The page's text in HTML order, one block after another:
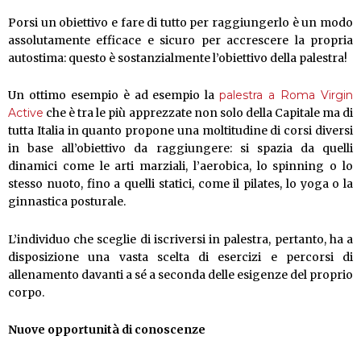
Porsi un obiettivo e fare di tutto per raggiungerlo è un modo
assolutamente efficace e sicuro per accrescere la propria
autostima: questo è sostanzialmente l’obiettivo della palestra!
Un ottimo esempio è ad esempio lapalestra a Roma Virgin
Active che è tra le più apprezzate non solo della Capitale ma di
tutta Italia in quanto propone una moltitudine di corsi diversi
in base all’obiettivo da raggiungere: si spazia da quelli
dinamici come le arti marziali, l’aerobica, lo spinning o lo
stesso nuoto, fino a quelli statici, come il pilates, lo yoga o la
ginnastica posturale.
L’individuo che sceglie di iscriversi in palestra, pertanto, ha a
disposizione una vasta scelta di esercizi e percorsi di
allenamento davanti a sé a seconda delle esigenze del proprio
corpo.
Nuove opportunità di conoscenze